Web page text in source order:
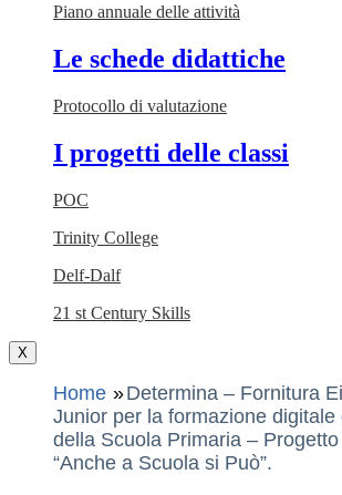
Piano annuale delle attività
Le schede didattiche
Protocollo di valutazione
I progetti delle classi
POC
Trinity College
Delf-Dalf
21 st Century Skills
X
Home
Determina – Fornitura
Junior per la formazione digitale
della Scuola Primaria –
“Anche a Scuola si Può”.